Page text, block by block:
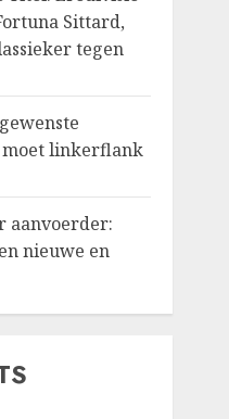
Sittard,
tegen
linkerflank
aanvoerder:
nieuwe en